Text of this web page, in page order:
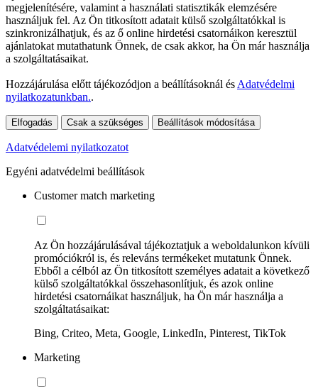
megjelenítésére, valamint a használati statisztikák elemzésére
használjuk fel. Az Ön titkosított adatait külső szolgáltatókkal is
szinkronizálhatjuk, és az ő online hirdetési csatornáikon keresztül
ajánlatokat mutathatunk Önnek, de csak akkor, ha Ön már használja
a szolgáltatásaikat.
Hozzájárulása előtt tájékozódjon a beállításoknál és Adatvédelmi
nyilatkozatunkban..
Elfogadás Csak a szükséges Beállítások módosítása
Adatvédelemi nyilatkozatot
Egyéni adatvédelmi beállítások
Customer match marketing
Az Ön hozzájárulásával tájékoztatjuk a weboldalunkon kívüli
promóciókról is, és releváns termékeket mutatunk Önnek.
Ebből a célból az Ön titkosított személyes adatait a következő
külső szolgáltatókkal összehasonlítjuk, és azok online
hirdetési csatornáikat használjuk, ha Ön már használja a
szolgáltatásaikat:
Bing, Criteo, Meta, Google, LinkedIn, Pinterest, TikTok
Marketing